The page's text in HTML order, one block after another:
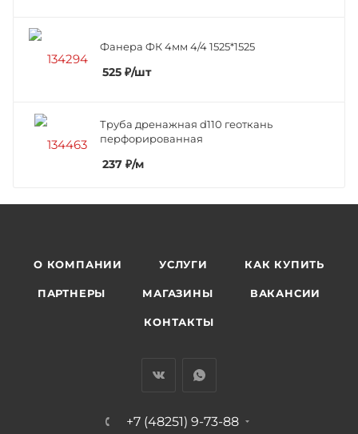
Фанера ФК 4мм 4/4 1525*1525
525 ₽/шт
Труба дренажная d110 геоткань
перфорированная
237 ₽/м
О КОМПАНИИ УСЛУГИ КАК КУПИТЬ
ПАРТНЕРЫ МАГАЗИНЫ ВАКАНСИИ
КОНТАКТЫ
+7 (48251) 9-73-88